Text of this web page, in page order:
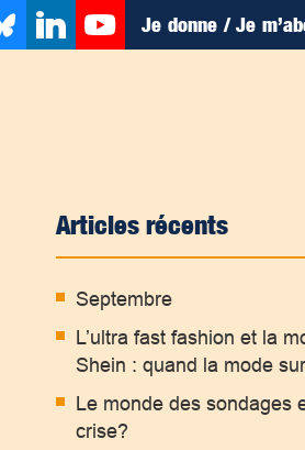
Je donne / Je
Articles récents
Septembre
L’ultra fast fashion et la
Shein : quand la mode
Le monde des sondages
crise?